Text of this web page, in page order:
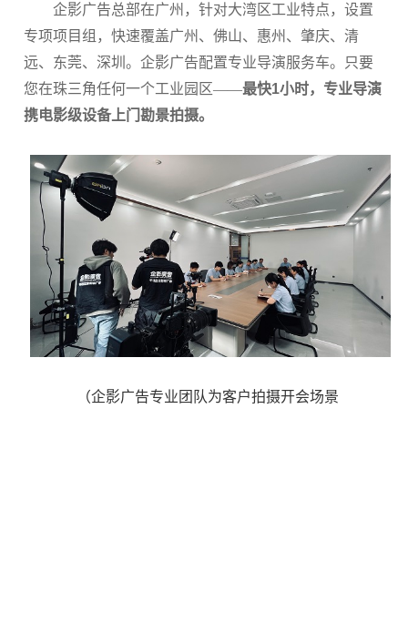
企影广告总部在广州，针对大湾区工业特点，设置
专项项目组，快速覆盖广州、佛山、惠州、肇庆、清
远、东莞、深圳。企影广告配置专业导演服务车。只要
您在珠三角任何一个工业园区——最快1小时，专业导演
携电影级设备上门勘景拍摄。
（企影广告专业团队为客户拍摄开会场景